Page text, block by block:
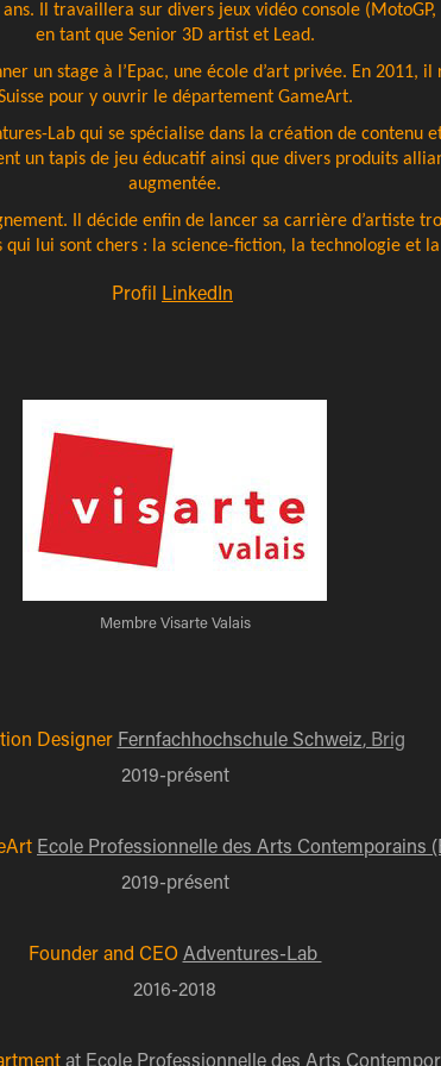
Il travaillera sur divers jeux vidéo console
en tant que Senior 3D artist et Lead.
un stage à l’Epac, une école d’art privée. En 2011,
pour y ouvrir le département GameArt.
Lab qui se spécialise dans la création de contenu
un tapis de jeu éducatif ainsi que divers produits
augmentée.
Il décide enfin de lancer sa carrière d’artiste
qui lui sont chers : la science-fiction, la technologie et
Profil LinkedIn
Membre Visarte Valais
Designer Fernfachhochschule Schweiz, Brig
2019-présent
Ecole Professionnelle des Arts Contemporains
2019-présent
Founder and CEO Adventures-Lab
2016-2018
at Ecole Professionnelle des Arts